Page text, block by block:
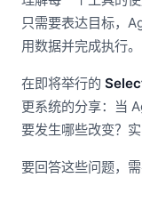
只需要表达目标，
用数据并完成执行。
在即将举行的
更系统的分享：当
要发生哪些改变？
要回答这些问题，